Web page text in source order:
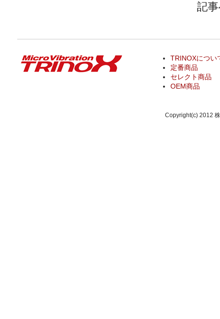
記
TRINOXについ
定番商品
セレクト商品
OEM商品
Copyright(c) 2012